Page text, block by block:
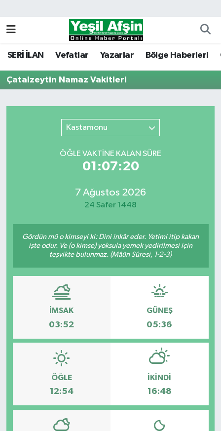
SERİ İLAN Vefatlar Yazarlar Bölge Haberleri
Çatalzeytin Namaz Vakitleri
Kastamonu
ÖĞLE VAKTİNE KALAN SÜRE
01:07:20
7 Ağustos 2026
24 Safer 1448
Gördün mü o kimseyi ki: Dini inkâr eder. Yetimi itip kakan
işte odur. Ve (o kimse) yoksula yemek yedirilmesi için
teşvikte bulunmaz. (Mâûn Sûresi, 1-2-3)
İMSAK
03:52
GÜNEŞ
05:36
ÖĞLE
12:54
İKINDI
16:48
Kahramanmaraş Nöbetçi Eczaneler
Kahramanmaraş Namaz Vakitleri
Süper Lig Puan Durumu ve Fikstür
Tüm Manşetler
Son Dakika Haberleri